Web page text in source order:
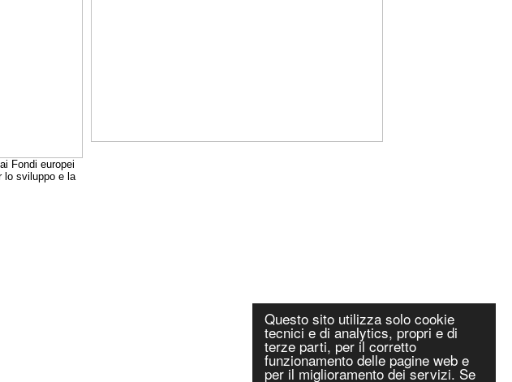
Questo sito utilizza solo cookie
tecnici e di analytics, propri e di
terze parti, per il corretto
funzionamento delle pagine web e
per il miglioramento dei servizi. Se
Fondi europei
lo sviluppo e la